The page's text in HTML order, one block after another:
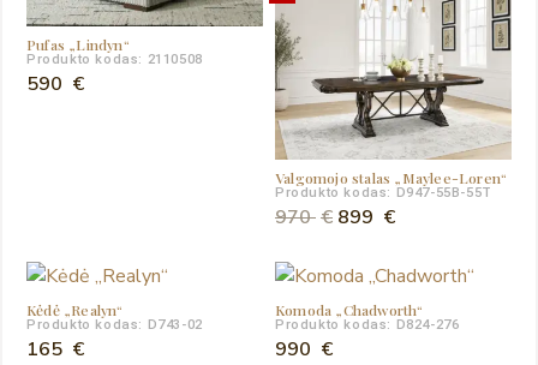
Pufas „Lindyn“
Produkto kodas: 2110508
590 €
Valgomojo stalas „Maylee-Loren“
Produkto kodas: D947-55B-55T
970€ Original
was:
970 €.
899 €Current
is:
899 €.
Kėdė „Realyn“
Produkto kodas: D743-02
165 €
Komoda „Chadworth“
Produkto kodas: D824-276
990 €